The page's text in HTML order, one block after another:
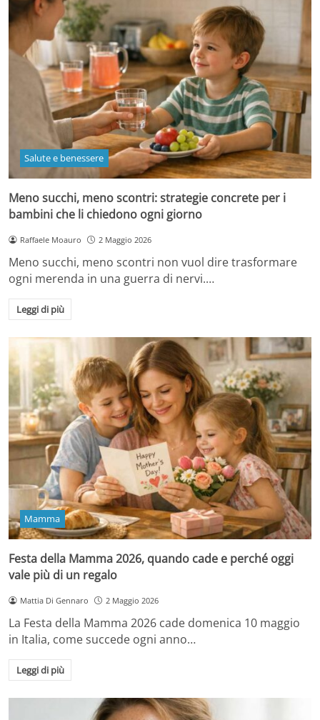
Salute e benessere
Meno succhi, meno scontri: strategie concrete per i
bambini che li chiedono ogni giorno
Raffaele Moauro 2 Maggio 2026
Meno succhi, meno scontri non vuol dire trasformare
ogni merenda in una guerra di nervi.…
Leggi di più
Mamma
Festa della Mamma 2026, quando cade e perché oggi
vale più di un regalo
Mattia Di Gennaro 2 Maggio 2026
La Festa della Mamma 2026 cade domenica 10 maggio
in Italia, come succede ogni anno…
Leggi di più